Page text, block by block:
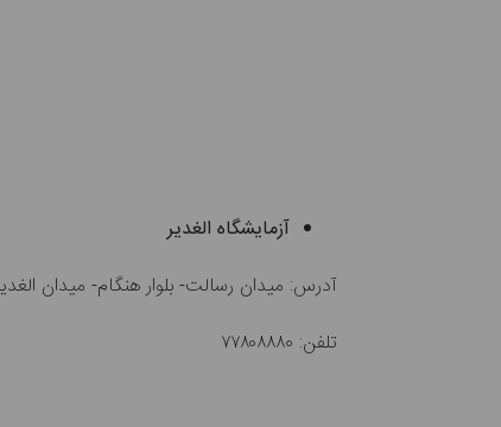
آزمایشگاه الغدیر
آدرس: میدان رسالت- بلوار هنگام- میدان
تلفن: ۷۷۸۰۸۸۸۰